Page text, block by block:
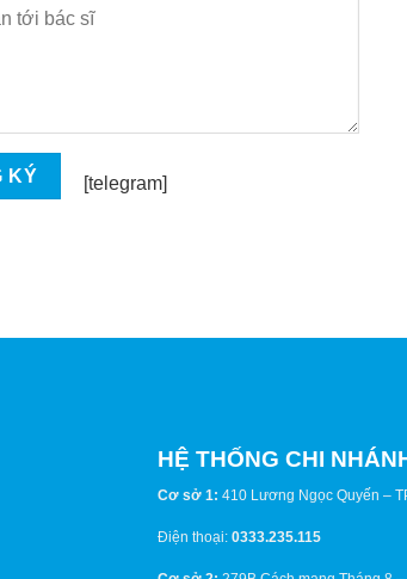
[telegram]
HỆ THỐNG CHI
Cơ sở 1: 410 Lương Ngọc Quyến –
Điện thoại: 0333.235.115